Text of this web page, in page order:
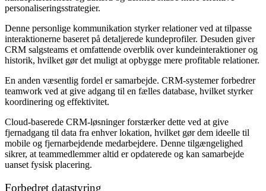
personaliseringsstrategier.
Denne personlige kommunikation styrker relationer ved at tilpasse
interaktionerne baseret på detaljerede kundeprofiler. Desuden giver
CRM salgsteams et omfattende overblik over kundeinteraktioner og
historik, hvilket gør det muligt at opbygge mere profitable relationer.
En anden væsentlig fordel er samarbejde. CRM-systemer forbedrer
teamwork ved at give adgang til en fælles database, hvilket styrker
koordinering og effektivitet.
Cloud-baserede CRM-løsninger forstærker dette ved at give
fjernadgang til data fra enhver lokation, hvilket gør dem ideelle til
mobile og fjernarbejdende medarbejdere. Denne tilgængelighed
sikrer, at teammedlemmer altid er opdaterede og kan samarbejde
uanset fysisk placering.
Forbedret datastyring